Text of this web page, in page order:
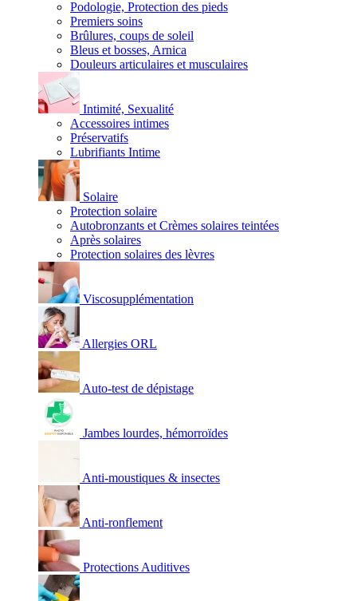
Podologie, Protection des pieds
Premiers soins
Brûlures, coups de soleil
Bleus et bosses, Arnica
Douleurs articulaires et musculaires
Intimité, Sexualité
Accessoires intimes
Préservatifs
Lubrifiants Intime
Solaire
Protection solaire
Autobronzants et Crèmes solaires teintées
Après solaires
Protection solaires des lèvres
Viscosupplémentation
Allergies ORL
Auto-test de dépistage
Jambes lourdes, hémorroïdes
Anti-moustiques & insectes
Anti-ronflement
Protections Auditives